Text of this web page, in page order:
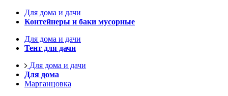
Для дома и дачи
Контейнеры и баки мусорные
Для дома и дачи
Тент для дачи
Для дома и дачи
Для дома
Марганцовка